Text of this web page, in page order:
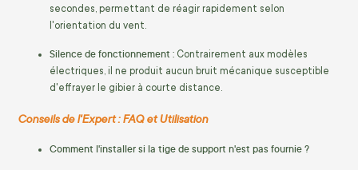
secondes, permettant de réagir rapidement selon
l'orientation du vent.
Silence de fonctionnement : Contrairement aux modèles
électriques, il ne produit aucun bruit mécanique susceptible
d'effrayer le gibier à courte distance.
Conseils de l'Expert : FAQ et Utilisation
Comment l'installer si la tige de support n'est pas fournie ?